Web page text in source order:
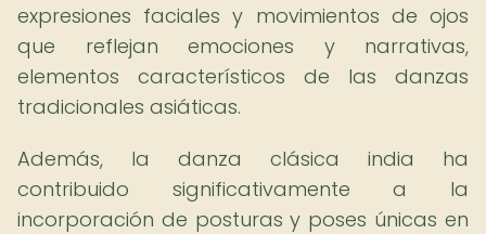
expresiones faciales y movimientos de ojos
que reflejan emociones y narrativas,
elementos característicos de las danzas
tradicionales asiáticas.
Además, la danza clásica india ha
contribuido significativamente a la
incorporación de posturas y poses únicas en